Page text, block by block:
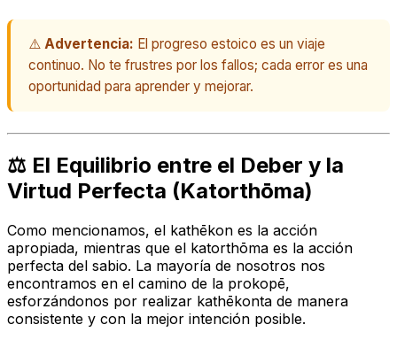
⚠️ Advertencia: El progreso estoico es un viaje
continuo. No te frustres por los fallos; cada error es una
oportunidad para aprender y mejorar.
⚖️ El Equilibrio entre el Deber y la
Virtud Perfecta (Katorthōma)
Como mencionamos, el kathēkon es la acción
apropiada, mientras que el katorthōma es la acción
perfecta del sabio. La mayoría de nosotros nos
encontramos en el camino de la prokopē,
esforzándonos por realizar kathēkonta de manera
consistente y con la mejor intención posible.